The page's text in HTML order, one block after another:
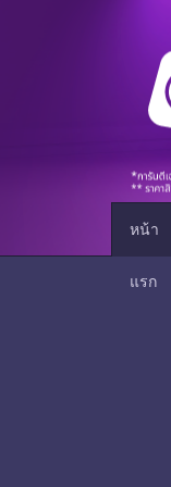
หน้า
แรก